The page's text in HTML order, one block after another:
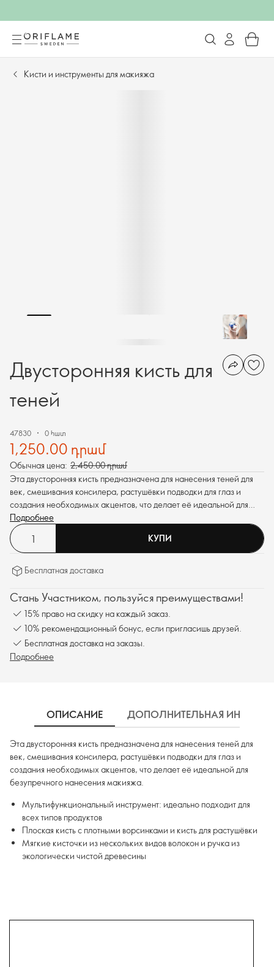
Кисти и инструменты для макияжа
Двусторонняя кисть для
теней
47830 0 հատ
1,250.00 դրամ
Обычная цена: 2,450.00 դրամ
Эта двусторонняя кисть предназначена для нанесения теней для
век, смешивания консилера, растушёвки подводки для глаз и
создания необходимых акцентов, что делает её идеальной для
безупречного нанесения макияжа.
Подробнее
КУПИ
Бесплатная доставка
Стань Участником, пользуйся преимуществами!
15% право на скидку на каждый заказ.
10% рекомендационный бонус, если пригласишь друзей.
Бесплатная доставка на заказы.
Подробнее
ОПИСАНИЕ ДОПОЛНИТЕЛЬНАЯ
Эта двусторонняя кисть предназначена для нанесения теней для
век, смешивания консилера, растушёвки подводки для глаз и
создания необходимых акцентов, что делает её идеальной для
безупречного нанесения макияжа.
Мультифункциональный инструмент: идеально подходит для
всех типов продуктов
Плоская кисть с плотными ворсинками и кисть для растушёвки
Мягкие кисточки из нескольких видов волокон и ручка из
экологически чистой древесины